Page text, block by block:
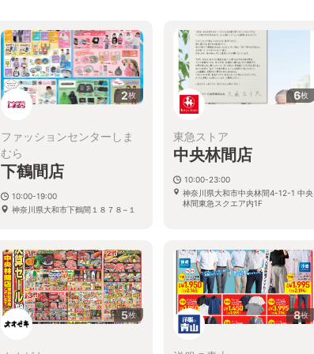
2枚
ファッションセンターしま
むら
下鶴間店
10:00-19:00
神奈川県大和市下鶴間１８７８−１
6枚
東急ストア
中央林間店
10:00-23:00
神奈川県大和市中央林間4-12-1 中央
林間東急スクエア内1F
5枚 8枚